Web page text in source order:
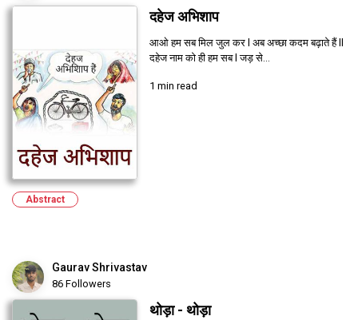
दहेज अभिशाप
आओ हम सब मिल जुल कर l अब अच्छा कदम बढ़ाते हैं ll
दहेज नाम को ही हम सब l जड़ से...
1 min read
Abstract
Gaurav Shrivastav
86 Followers
थोड़ा - थोड़ा